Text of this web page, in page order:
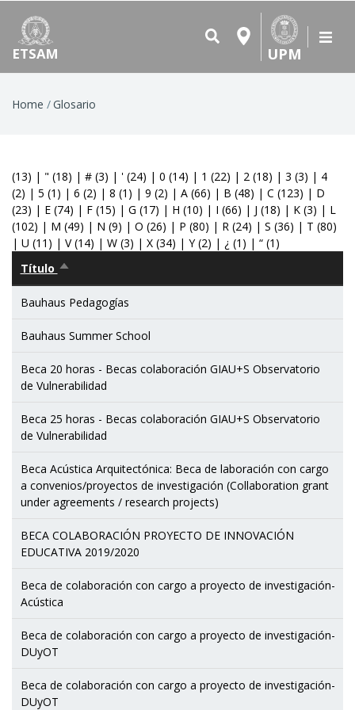
ETSAM UPM
Breadcrumb
Home Glosario
(13) | " (18) | # (3) | ' (24) | 0 (14) | 1 (22) | 2 (18) | 3 (3) | 4
(2) | 5 (1) | 6 (2) | 8 (1) | 9 (2) | A (66) | B (48) | C (123) | D
(23) | E (74) | F (15) | G (17) | H (10) | I (66) | J (18) | K (3) | L
(102) | M (49) | N (9) | O (26) | P (80) | R (24) | S (36) | T (80)
| U (11) | V(14) | W (3) | X (34) | Y(2) | ¿ (1) | “ (1)
Título Sort
descending
Bauhaus Pedagogías
Bauhaus Summer School
Beca 20 horas - Becas colaboración GIAU+S Observatorio
de Vulnerabilidad
Beca 25 horas - Becas colaboración GIAU+S Observatorio
de Vulnerabilidad
Beca Acústica Arquitectónica: Beca de laboración con cargo
a convenios/proyectos de investigación (Collaboration grant
under agreements / research projects)
BECA COLABORACIÓN PROYECTO DE INNOVACIÓN
EDUCATIVA 2019/2020
Beca de colaboración con cargo a proyecto de investigación-
Acústica
Beca de colaboración con cargo a proyecto de investigación-
DUyOT
Beca de colaboración con cargo a proyecto de investigación-
DUyOT